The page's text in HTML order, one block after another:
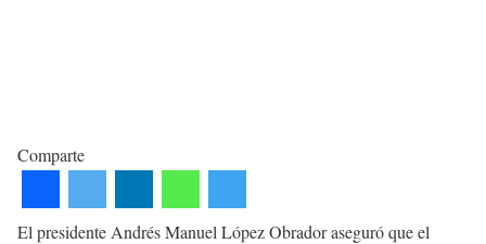
Comparte
El presidente Andrés Manuel López Obrador aseguró que el